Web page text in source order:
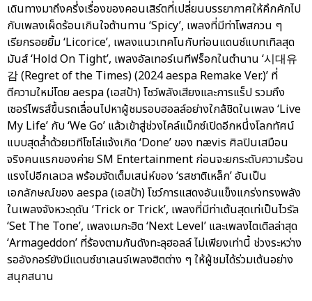
เดินทางมาถึงครึ่งเรื่องของคอนเสิร์ตที่เปลี่ยนบรรยากาศให้คึกคักไป
กับเพลงเผ็ดร้อนเกินใจต้านทาน ‘Spicy’, เพลงที่มีท่าโพสกวน ๆ
เรียกรอยยิ้ม ‘Licorice’, เพลงแนวเทคโนกับท่อนแดนซ์แบทเทิลสุด
มันส์ ‘Hold On Tight’, เพลงอัลเทอร์เนทีฟร็อกในตำนาน ‘시대유
감 (Regret of the Times) (2024 aespa Remake Ver.)’ ที่
ตีความใหม่โดย aespa (เอสป้า) โชว์พลังเสียงและการแร็ป รวมถึง
เซอร์ไพรส์ขึ้นรถเลื่อนไปหาผู้ชมรอบฮอลล์อย่างใกล้ชิดในเพลง ‘Live
My Life’ กับ ‘We Go’ แล้วเข้าสู่ช่วงไคล์แม็กซ์เปิดอีกหนึ่งโลกทัศน์
แบบสุดล้ำด้วยเวทีโซโล่แจ้งเกิด ‘Done’ ของ nævis ศิลปินเสมือน
จริงคนแรกของค่าย SM Entertainment ก่อนจะยกระดับความร้อน
แรงไปอีกเลเวล พร้อมจัดเต็มเสน่ห์ของ ‘รสชาติเหล็ก’ อันเป็น
เอกลักษณ์ของ aespa (เอสป้า) โชว์การแสดงอันแข็งแกร่งทรงพลัง
ในเพลงจังหวะดุดัน ‘Trick or Trick’, เพลงที่มีท่าเต้นสุดเท่เป็นไวรัล
‘Set The Tone’, เพลงเมกะฮิต ‘Next Level’ และเพลงไตเติลล่าสุด
‘Armageddon’ ที่ร้องตามกันดังทะลุฮอลล์ ไม่เพียงเท่านี้ ช่วงระหว่าง
รออังกอร์ยังมีแดนซ์ชาเลนจ์เพลงฮิตต่าง ๆ ให้ผู้ชมได้ร่วมเต้นอย่าง
สนุกสนาน